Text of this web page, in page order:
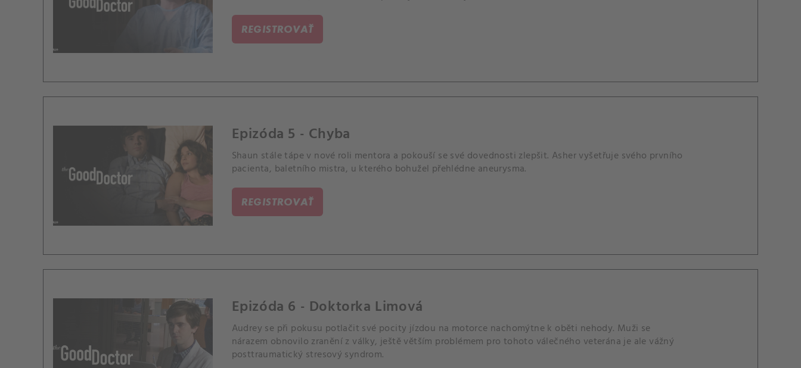
REGISTROVAŤ
Epizóda 5 - Chyba
Shaun stále tápe v nové roli mentora a pokouší se své dovednosti zlepšit. Asher vyšetřuje svého prvního
pacienta, baletního mistra, u kterého bohužel přehlédne aneurysma.
REGISTROVAŤ
Epizóda 6 - Doktorka Limová
Audrey se při pokusu potlačit své pocity jízdou na motorce nachomýtne k oběti nehody. Muži se
nárazem obnovilo zranění z války, ještě větším problémem pro tohoto válečného veterána je ale vážný
posttraumatický stresový syndrom.